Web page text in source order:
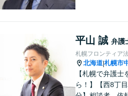
めにご相談を【
士業連携で複雑
ンストップで対
間面談OK】
平山 誠 弁護
札幌フロンティア
北海道|札幌市
【札幌で弁護士
ら！】【西8丁